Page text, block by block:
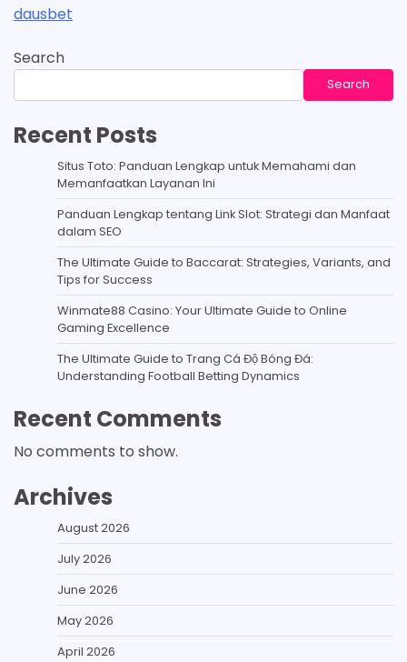
dausbet
Search
Search
Recent Posts
Situs Toto: Panduan Lengkap untuk Memahami dan
Memanfaatkan Layanan Ini
Panduan Lengkap tentang Link Slot: Strategi dan Manfaat
dalam SEO
The Ultimate Guide to Baccarat: Strategies, Variants, and
Tips for Success
Winmate88 Casino: Your Ultimate Guide to Online
Gaming Excellence
The Ultimate Guide to Trang Cá Độ Bóng Đá:
Understanding Football Betting Dynamics
Recent Comments
No comments to show.
Archives
August 2026
July 2026
June 2026
May 2026
April 2026